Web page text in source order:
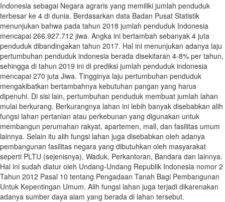
Indonesia sebagai Negara agraris yang memiliki jumlah penduduk
terbesar ke 4 di dunia. Berdasarkan data Badan Pusat Statistik
menunjukan bahwa pada tahun 2018 jumlah penduduk Indonesia
mencapai 266.927.712 jiwa. Angka ini bertambah sebanyak 4 juta
penduduk dibandingakan tahun 2017. Hal ini menunjukan adanya laju
pertumbuhan penduduk indonesia berada disekitaran 4-8% per tahun,
sehingga di tahun 2019 ini di prediksi jumlah penduduk indonesia
mencapai 270 juta Jiwa. Tingginya laju pertumbuhan penduduk
mengakibatkan bertambahnya kebutuhan pangan yang harus
dipenuhi. Di sisi lain, pertumbuhan penduduk membuat jumlah lahan
mulai berkurang. Berkurangnya lahan ini lebih banyak disebabkan alih
fungsi lahan pertanian atau perkebunan yang digunakan untuk
membangun perumahan rakyat, apartemen, mall, dan fasilitas umum
lainnya. Selain itu alih fungsi lahan juga disebabkan oleh adanya
pembangunan fasilitas negara yang dibutuhkan oleh masyarakat
seperti PLTU (sejenisnya), Waduk, Perkantoran, Bandara dan lainnya.
Hal ini sudah diatur oleh Undang-Undang Republik Indonesia nomor 2
Tahun 2012 Pasal 10 tentang Pengadaan Tanah Bagi Pembangunan
Untuk Kepentingan Umum. Alih fungsi lahan juga terjadi dikarenakan
adanya sumber daya alam yang berada di lahan tersebut.